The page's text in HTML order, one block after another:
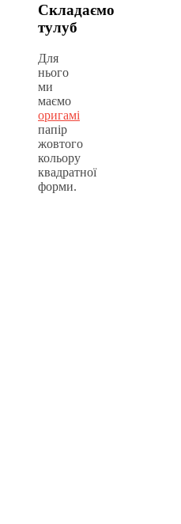
Складаємо
тулуб
Для
нього
ми
маємо
оригамі
папір
жовтого
кольору
квадратної
форми.